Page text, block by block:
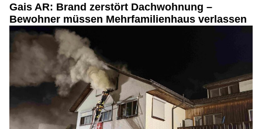
Gais AR: Brand zerstört Dachwohnung –
Bewohner müssen Mehrfamilienhaus verlassen